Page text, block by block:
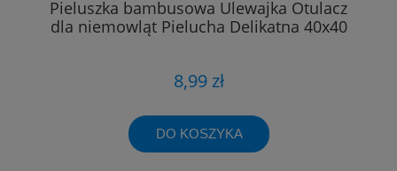
Pieluszka bambusowa Ulewajka Otulacz
dla niemowląt Pielucha Delikatna 40x40
8,99 zł
DO KOSZYKA